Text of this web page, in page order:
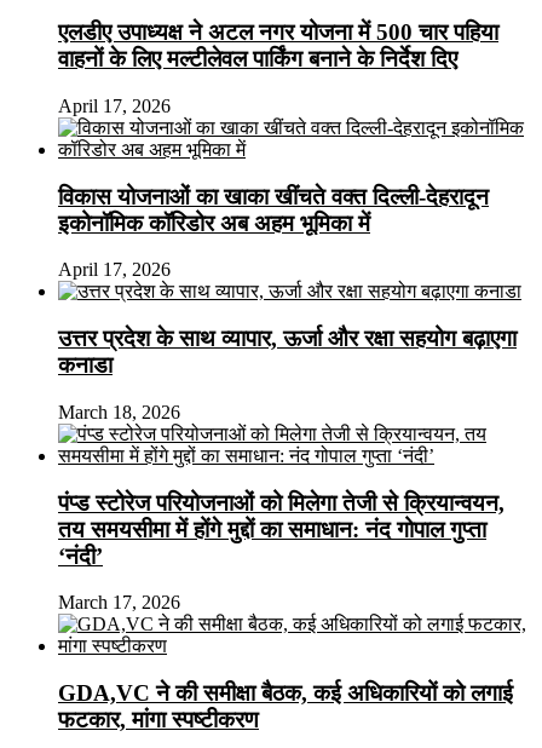
एलडीए उपाध्यक्ष ने अटल नगर योजना में 500 चार पहिया
वाहनों के लिए मल्टीलेवल पार्किंग बनाने के निर्देश दिए
April 17, 2026
विकास योजनाओं का खाका खींचते वक्त दिल्ली-देहरादून
इकोनॉमिक कॉरिडोर अब अहम भूमिका में
April 17, 2026
उत्तर प्रदेश के साथ व्यापार, ऊर्जा और रक्षा सहयोग बढ़ाएगा
कनाडा
March 18, 2026
पंप्ड स्टोरेज परियोजनाओं को मिलेगा तेजी से क्रियान्वयन,
तय समयसीमा में होंगे मुद्दों का समाधान: नंद गोपाल गुप्ता
‘नंदी’
March 17, 2026
GDA,VC ने की समीक्षा बैठक, कई अधिकारियों को लगाई
फटकार, मांगा स्पष्टीकरण